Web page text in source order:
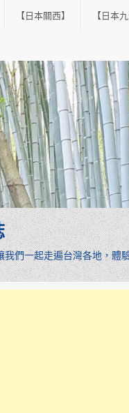
【日本關西】 【日本九
們一起走遍台灣各地，體